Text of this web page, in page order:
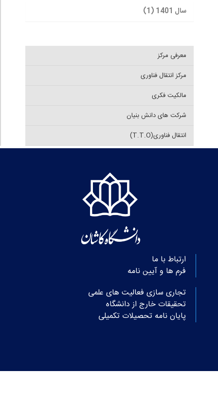
سال 1401 (1)
معرفی مرکز
مرکز انتقال فناوری
مالکیت فکری
شرکت های دانش بنیان
انتقال فناوری(T.T.O)
ارتباط با ما
فرم ها و آیین نامه
تجاری سازی فعالیت های علمی
تحقیقات خارج از دانشگاه
پایان نامه تحصیلات تکمیلی